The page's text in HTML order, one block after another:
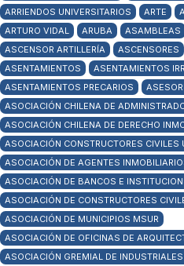
ARRIENDOS UNIVERSITARIOS
ARTE
ARTURO VIDAL
ARUBA ASAMBLEAS
ASCENSOR ARTILLERÍA
ASCENSORES
ASENTAMIENTOS
ASENTAMIENTOS
ASENTAMIENTOS PRECARIOS
ASOCIACIÓN CHILENA DE
ASOCIACIÓN CHILENA DE DERECHO
ASOCIACIÓN CONSTRUCTORES CIVILES
ASOCIACIÓN DE AGENTES
ASOCIACIÓN DE BANCOS E
ASOCIACIÓN DE CONSTRUCTORES
ASOCIACIÓN DE MUNICIPIOS MSUR
ASOCIACIÓN DE OFICINAS DE
ASOCIACIÓN GREMIAL DE